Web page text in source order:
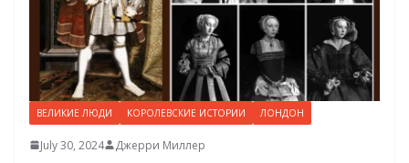
ВЕЛИКИЕ ЛЮДИ КОРОЛЕВСКИЕ ИСТОРИИ ЛОНДОН
July 30, 2024 Джерри Миллер